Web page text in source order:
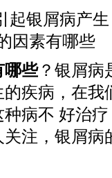
哪些？银屑病
疾病，在我
病不 好治
注，银屑病